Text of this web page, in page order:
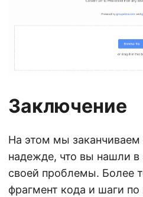
Заключение
На этом мы заканчиваем
надежде, что вы нашли в
своей проблемы. Более
фрагмент кода и шаги